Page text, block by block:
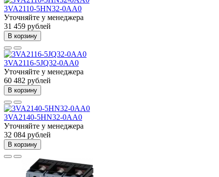
3VA2110-5HN32-0AA0
Уточняйте у менеджера
31 459 рублей
В корзину
3VA2116-5JQ32-0AA0
Уточняйте у менеджера
60 482 рублей
В корзину
3VA2140-5HN32-0AA0
Уточняйте у менеджера
32 084 рублей
В корзину